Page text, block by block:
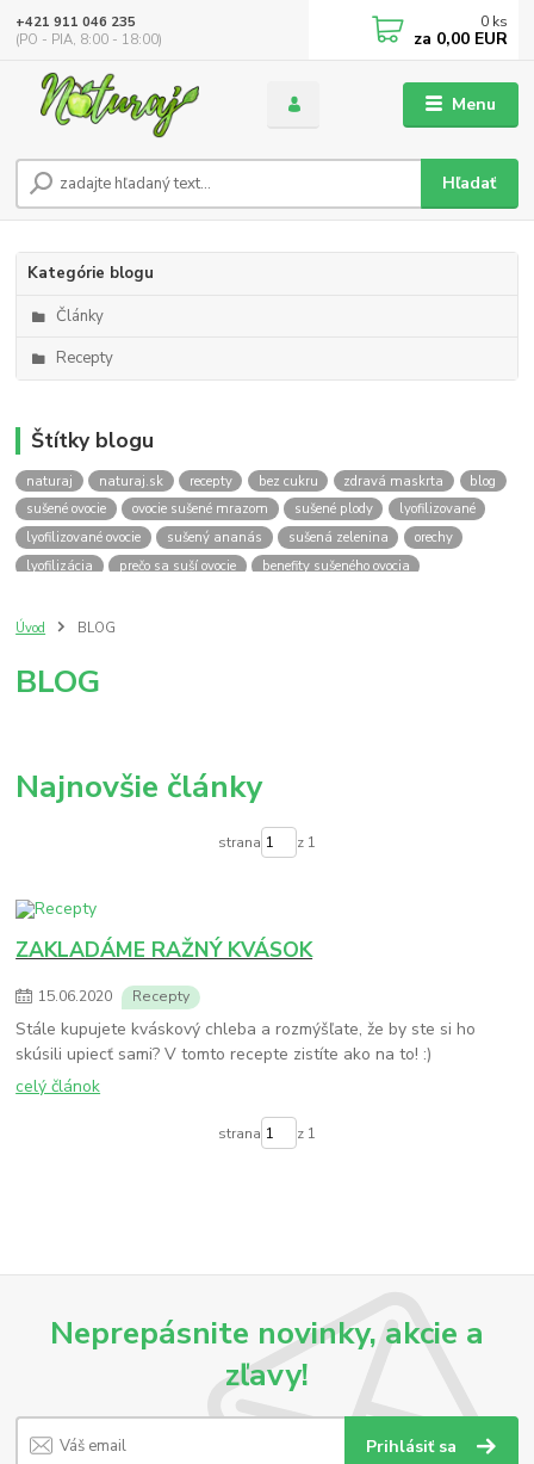
Menu
Hľadať
+421 911 046 235
(PO - PIA, 8:00 - 18:00)
0 ks
za 0,00 EUR
Kategórie blogu
Články
Recepty
Štítky blogu
naturaj naturaj.sk recepty bez cukru zdravá maskrta
blog
sušené ovocie
ovocie sušené mrazom sušené plody
lyofilizované
lyofilizované ovocie
sušený ananás sušená zelenina
orechy
lyofilizácia
prečo sa suší ovocie
benefity sušeného ovocia
sušené jablká
zdravý recept tofu quinoa
japan
amasaké ryža
Úvod BLOG
BLOG
Najnovšie články
strana z 1
ZAKLADÁME RAŽNÝ KVÁSOK
15.06.2020 Recepty
Stále kupujete kváskový chleba a rozmýšľate, že by ste si ho
skúsili upiecť sami? V tomto recepte zistíte ako na to! :)
celý článok
strana z 1
Neprepásnite novinky, akcie a
zľavy!
Prihlásiť sa